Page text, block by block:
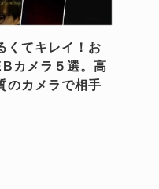
くてキレイ！お
カメラ５選。高
のカメラで相手